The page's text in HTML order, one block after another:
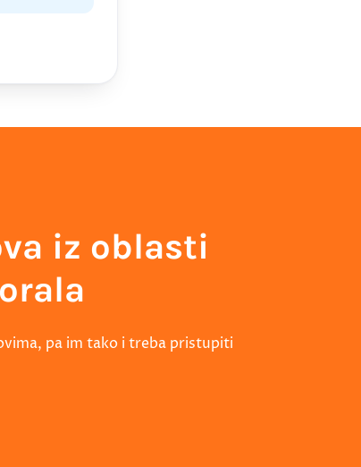
iz oblasti
pa im tako i treba pristupiti